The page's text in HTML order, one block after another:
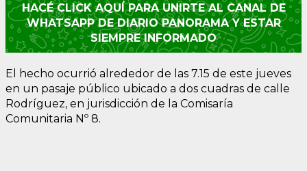
HACÉ CLICK AQUÍ PARA UNIRTE AL CANAL DE
WHATSAPP DE DIARIO PANORAMA Y ESTAR
SIEMPRE INFORMADO
El hecho ocurrió alrededor de las 7.15 de este jueves
en un pasaje público ubicado a dos cuadras de calle
Rodríguez, en jurisdicción de la Comisaría
Comunitaria Nº 8.